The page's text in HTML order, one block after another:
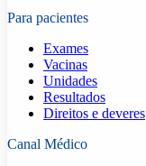
Para pacientes
Exames
Vacinas
Unidades
Resultados
Direitos e deveres
Canal Médico